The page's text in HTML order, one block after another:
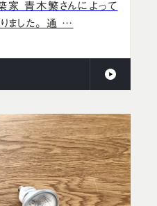
家 青木繁さんによって
ました。 通 …